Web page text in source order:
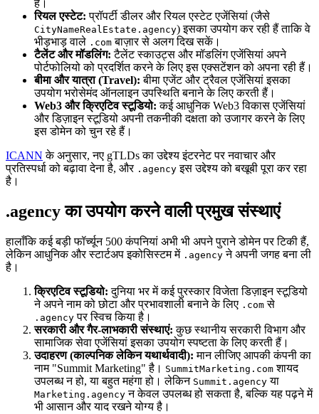
हैं।
रियल एस्टेट: प्रॉपर्टी डीलर और रियल एस्टेट एजेंसियां (जैसे
CityNameRealEstate.agency) इसका उपयोग कर रही हैं ताकि वे
भीड़भाड़ वाले .com बाज़ार से अलग दिख सकें।
टैलेंट और मॉडलिंग: टैलेंट स्काउट्स और मॉडलिंग एजेंसियां अपने
पोर्टफोलियो को प्रदर्शित करने के लिए इस एक्सटेंशन को अपना रही हैं।
बीमा और यात्रा (Travel): बीमा एजेंट और ट्रैवल एजेंसियां इसका
उपयोग भरोसेमंद ऑनलाइन उपस्थिति बनाने के लिए करती हैं।
Web3 और क्रिएटिव स्टूडियो: कई आधुनिक Web3 विकास एजेंसियां
और डिज़ाइन स्टूडियो अपनी तकनीकी दक्षता को उजागर करने के लिए
इस डोमेन को चुन रहे हैं।
ICANN के अनुसार, नए gTLDs का उद्देश्य इंटरनेट पर नवाचार और
प्रतिस्पर्धा को बढ़ावा देना है, और .agency इस उद्देश्य को बखूबी पूरा कर रहा
है।
.agency का उपयोग करने वाली प्रमुख संस्थाएं
हालाँकि कई बड़ी फॉर्च्यून 500 कंपनियां अभी भी अपने पुराने डोमेन पर टिकी हैं,
लेकिन आधुनिक और स्टार्टअप इकोसिस्टम में .agency ने अपनी जगह बना ली
है।
क्रिएटिव स्टूडियो: दुनिया भर में कई पुरस्कार विजेता डिज़ाइन स्टूडियो
ने अपने नाम को छोटा और प्रभावशाली बनाने के लिए .com से
.agency पर स्विच किया है।
सरकारी और गैर-लाभकारी संस्थाएं: कुछ स्थानीय सरकारी विभाग और
सामाजिक सेवा एजेंसियां इसका उपयोग स्पष्टता के लिए करती हैं।
उदाहरण (काल्पनिक लेकिन यथार्थवादी): मान लीजिए आपकी कंपनी का
नाम "Summit Marketing" है। SummitMarketing.com शायद
उपलब्ध न हो, या बहुत महंगा हो। लेकिन Summit.agency या
Marketing.agency न केवल उपलब्ध हो सकता है, बल्कि यह पढ़ने में
भी आसान और याद रखने योग्य है।